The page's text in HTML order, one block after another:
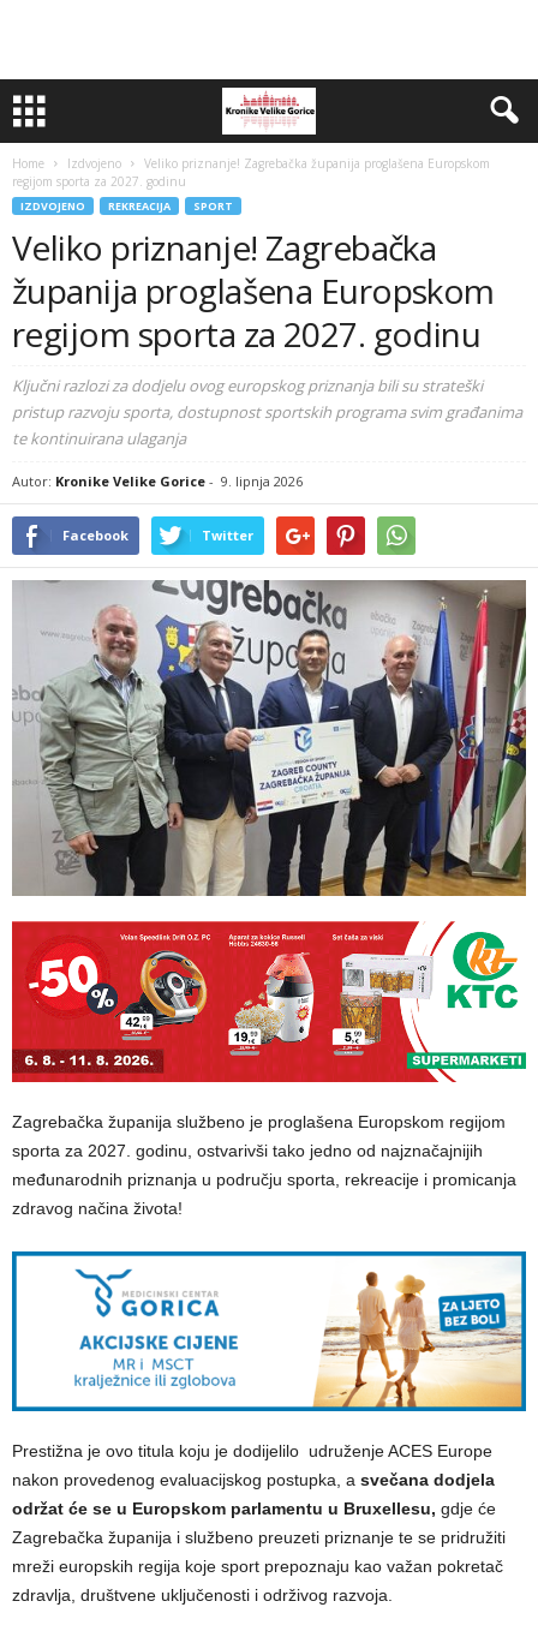
Home Izdvojeno
Veliko priznanje! Zagrebačka županija proglašena Europskom
regijom sporta za 2027. godinu
IZDVOJENO REKREACIJA SPORT
Veliko priznanje! Zagrebačka
županija proglašena Europskom
regijom sporta za 2027. godinu
Ključni razlozi za dodjelu ovog europskog priznanja bili su strateški
pristup razvoju sporta, dostupnost sportskih programa svim građanima
te kontinuirana ulaganja
Autor: Kronike Velike Gorice - 9. lipnja 2026
Facebook Twitter
Zagrebačka županija službeno je proglašena Europskom regijom
sporta za 2027. godinu, ostvarivši tako jedno od najznačajnijih
međunarodnih priznanja u području sporta, rekreacije i promicanja
zdravog načina života!
Prestižna je ovo titula koju je dodijelilo udruženje ACES Europe
nakon provedenog evaluacijskog postupka, a svečana dodjela
održat će se u Europskom parlamentu u Bruxellesu, gdje će
Zagrebačka županija i službeno preuzeti priznanje te se pridružiti
mreži europskih regija koje sport prepoznaju kao važan pokretač
zdravlja, društvene uključenosti i održivog razvoja.